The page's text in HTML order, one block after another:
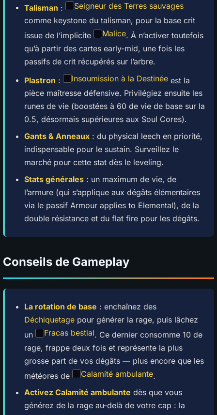
Talisman :
Seigneur des Terres sauvages
comme keystone du talisman, pour la base crit
issue de l’implicite
Malice. À n’activer toutefois
qu’à partir des cartes early-mid, une fois les
passifs de crit récupérés sur l’arbre.
Plastron : Insoumission à la Destinée est la
pièce maîtresse défensive. Privilégiez ensuite les
runes de vie (boostées à 60 de vie de base sur la
0.5, désormais supérieures aux Soul Cores).
Gants & Anneaux : du physical leech en priorité,
indispensable pour le sustain. Surveillez le
marché pour cette stat dès le leveling.
Stats générales : un maximum de vie, de
l’armure (qui s’applique aux dégâts élémentaires
via le passif Armour applies to Elemental), de la
double résistance et du flat fire pour les dégâts.
Conseils de Gameplay
La rotation de base : enchaînez des
Déchiquetage pour générer la rage, puis lâchez
un
Fracas bestial. Ce dernier consomme 10 de
rage, frappe deux fois et représente la plus
grosse part de vos dégâts — plus encore que les
météores de
Calamité ambulante.
Activez Calamité ambulante dès que vous
générez de la rage au-delà de votre cap : la